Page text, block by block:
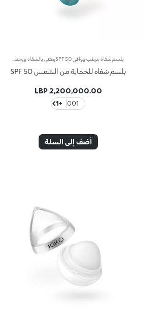
بلسم شفاه للحماية من الشمس SPF 50
2,200,000.00 LBP
001
+1
أضف إلى السلة